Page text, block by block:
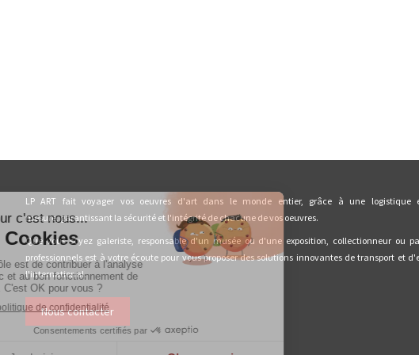
LP ART fait voyager vos oeuvres d'art dans le monde entier, grâce à une
mesure, garantissant la sécurité et l'intégrité de chacune de vos oeuvres.
Que vous soyez galeriste, responsable d'un musée ou d'une exposition, collectionneur ou
professionnels est à votre écoute pour vous proposer des solutions innovantes de transport et
l'international.
Nous contacter